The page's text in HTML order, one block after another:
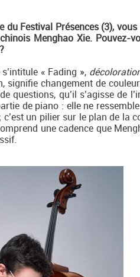
du Festival Présences (3),
Menghao Xie. Pouvez-
« Fading »,
signifie changement de
questions, qu’il s’agisse de
de piano : elle ne
un pilier sur le plan de la
une cadence que